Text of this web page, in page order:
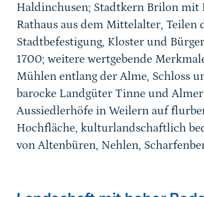
Haldinchusen; Stadtkern Brilon mit
Rathaus aus dem Mittelalter, Teilen
Stadtbefestigung, Kloster und
1700; weitere wertgebende
Mühlen entlang der Alme, Schloss
barocke Landgüter Tinne und
Aussiedlerhöfe in Weilern auf
Hochfläche, kulturlandschaftlich
von Altenbüren, Nehlen,